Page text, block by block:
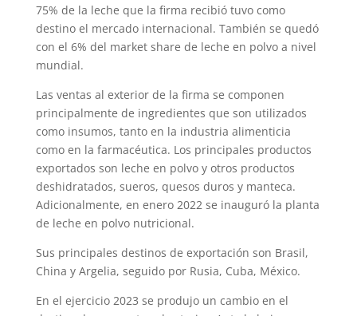
75% de la leche que la firma recibió tuvo como
destino el mercado internacional. También se quedó
con el 6% del market share de leche en polvo a nivel
mundial.
Las ventas al exterior de la firma se componen
principalmente de ingredientes que son utilizados
como insumos, tanto en la industria alimenticia
como en la farmacéutica. Los principales productos
exportados son leche en polvo y otros productos
deshidratados, sueros, quesos duros y manteca.
Adicionalmente, en enero 2022 se inauguró la planta
de leche en polvo nutricional.
Sus principales destinos de exportación son Brasil,
China y Argelia, seguido por Rusia, Cuba, México.
En el ejercicio 2023 se produjo un cambio en el